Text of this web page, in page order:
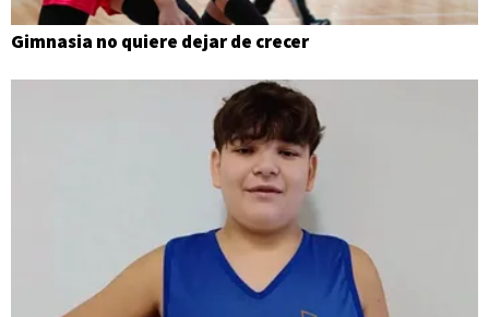
Gimnasia no quiere dejar de crecer